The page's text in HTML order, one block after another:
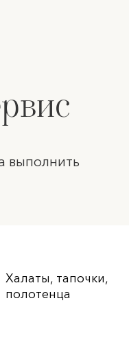
Халаты, тапочки,
полотенца
выполнить